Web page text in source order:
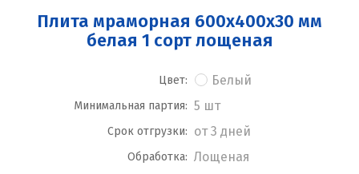
Плита мраморная 600x400x30 мм
белая 1 сорт лощеная
Цвет: Белый
Минимальная партия: 5 шт
Срок отгрузки: от 3 дней
Обработка: Лощеная